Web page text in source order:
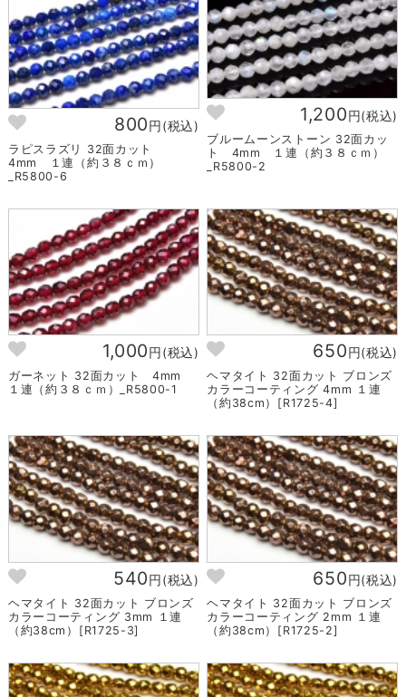
800円(税込)
ラピスラズリ 32面カット
4mm １連（約３８ｃｍ）
_R5800-6
1,200円(税込)
ブルームーンストーン 32面カッ
ト 4mm １連（約３８ｃｍ）
_R5800-2
1,000円(税込)
ガーネット 32面カット 4mm
１連（約３８ｃｍ）_R5800-1
650円(税込)
ヘマタイト 32面カット ブロンズ
カラーコーティング 4mm １連
（約38cm）[R1725-4]
540円(税込)
ヘマタイト 32面カット ブロンズ
カラーコーティング 3mm １連
（約38cm）[R1725-3]
650円(税込)
ヘマタイト 32面カット ブロンズ
カラーコーティング 2mm １連
（約38cm）[R1725-2]